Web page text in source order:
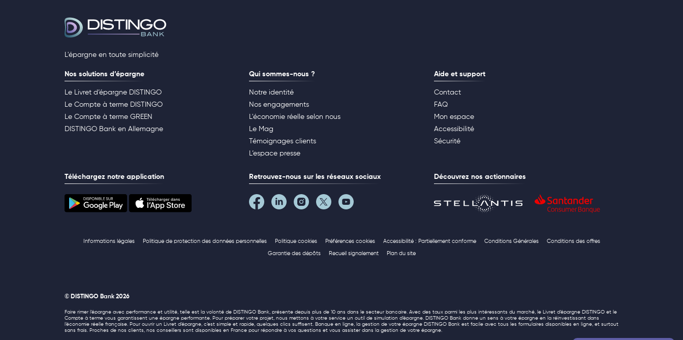
L'épargne en toute simplicité
Nos solutions d’épargne
Le Livret d’épargne DISTINGO
Le Compte à terme DISTINGO
Le Compte à terme GREEN
DISTINGO Bank en Allemagne
Qui sommes-nous ?
Notre identité
Nos engagements
L'économie réelle selon nous
Le Mag
Témoignages clients
L’espace presse
Aide et support
Contact
FAQ
Mon espace
Accessibilité
Sécurité
Téléchargez notre application Retrouvez-nous sur les réseaux sociaux Découvrez nos actionnaires
Informations légales Politique de protection des données personnelles Politique cookies Préférences cookies Accessibilité : Partiellement conforme Conditions Générales Conditions des offres
Garantie des dépôts Recueil signalement Plan du site
© DISTINGO Bank 2026
Faire rimer l’épargne avec performance et utilité, telle est la volonté de DISTINGO Bank, présente depuis plus de 10 ans dans le secteur bancaire. Avec des taux parmi les plus intéressants du marché, le Livret d’épargne DISTINGO et le
Compte à terme vous garantissent une épargne performante. Pour préparer votre projet, nous mettons à votre service un outil de simulation d’épargne. DISTINGO Bank donne un sens à votre épargne en la réinvestissant dans
l’économie réelle française. Pour ouvrir un Livret d’épargne, c’est simple et rapide, quelques clics suffisent. Banque en ligne, la gestion de votre épargne DISTINGO Bank est facile avec tous les formulaires disponibles en ligne, et surtout
sans frais. Proches de nos clients, nos conseillers sont disponibles en France pour répondre à vos questions et vous assister dans la gestion de votre épargne.